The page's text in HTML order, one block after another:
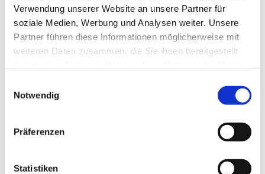
Verwendung unserer Website an unsere Partner für
soziale Medien, Werbung und Analysen weiter. Unsere
Partner führen diese Informationen möglicherweise mit
weiteren Daten zusammen, die Sie ihnen bereitgestellt
Notwendig
Präferenzen
Statistiken
Dies könnte Sie auch
interessieren